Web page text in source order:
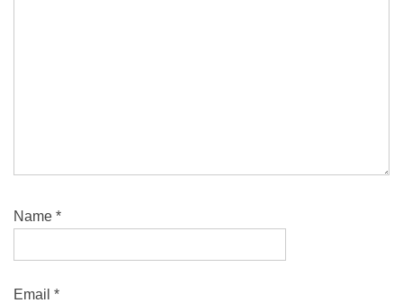
Name *
Email *